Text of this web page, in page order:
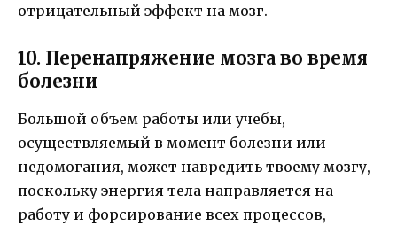
отрицательный эффект на мозг.
10. Перенапряжение мозга во время
болезни
Большой объем работы или учебы,
осуществляемый в момент болезни или
недомогания, может навредить твоему мозгу,
поскольку энергия тела направляется на
работу и форсирование всех процессов,